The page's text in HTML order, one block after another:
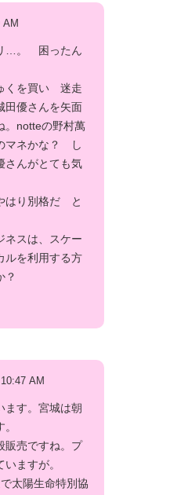
AM
…。 困ったん
くを買い 迷走
田優さんを矢面
。notteの野村萬
マネかな？ し
さんがとても気
はり別格だ と
スは、スケー
ルを利用する方
？
AM
ます。宮城は朝
販売ですね。プ
ますが。
太陽生命特別協